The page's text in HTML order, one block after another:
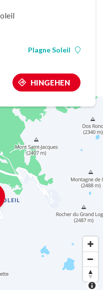
Plagne Soleil
HINGEHEN